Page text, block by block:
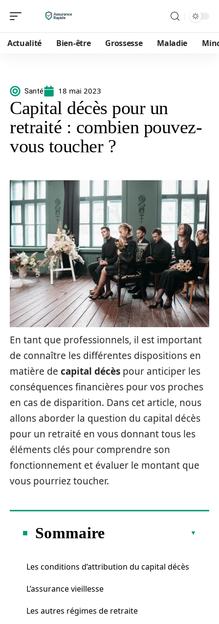
Actualité Bien-être Grossesse Maladie
Santé 18 mai 2023
Capital décès pour un
retraité : combien pouvez-
vous toucher ?
En tant que professionnels, il est important
de connaître les différentes dispositions en
matière de capital décès pour anticiper les
conséquences financières pour vos proches
en cas de disparition. Dans cet article, nous
allons aborder la question du capital décès
pour un retraité en vous donnant tous les
éléments clés pour comprendre son
fonctionnement et évaluer le montant que
vous pourriez toucher.
Sommaire
Les conditions d’attribution du capital décès
L’assurance vieillesse
Les autres régimes de retraite